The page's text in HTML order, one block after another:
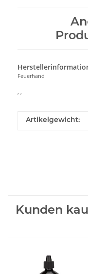
Feuerhand
Artikelgewicht:
Kunden